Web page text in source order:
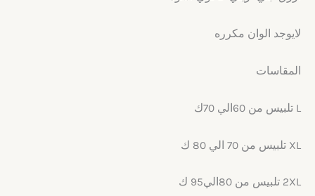
لايوجد الوان مكرره
المقاسات
L تلبيس من 60الي 70ك
XL تلبيس من 70 الي 80 ك
2XL تلبيس من 80الي95 ك